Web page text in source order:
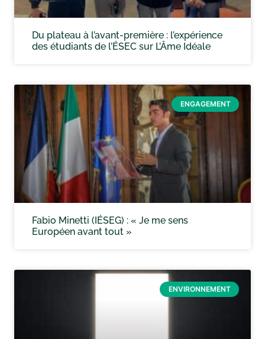
Du plateau à l’avant-première : l’expérience
des étudiants de l’ÉSEC sur L’Âme Idéale
ENGAGEMENT
Fabio Minetti (IÉSEG) : « Je me sens
Européen avant tout »
ENVIRONNEMENT